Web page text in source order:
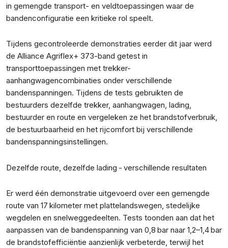
in gemengde transport- en veldtoepassingen waar de
bandenconfiguratie een kritieke rol speelt.
Tijdens gecontroleerde demonstraties eerder dit jaar werd
de Alliance Agriflex+ 373-band getest in
transporttoepassingen met trekker-
aanhangwagencombinaties onder verschillende
bandenspanningen. Tijdens de tests gebruikten de
bestuurders dezelfde trekker, aanhangwagen, lading,
bestuurder en route en vergeleken ze het brandstofverbruik,
de bestuurbaarheid en het rijcomfort bij verschillende
bandenspanningsinstellingen.
Dezelfde route, dezelfde lading - verschillende resultaten
Er werd één demonstratie uitgevoerd over een gemengde
route van 17 kilometer met plattelandswegen, stedelijke
wegdelen en snelweggedeelten. Tests toonden aan dat het
aanpassen van de bandenspanning van 0,8 bar naar 1,2–1,4 bar
de brandstofefficiëntie aanzienlijk verbeterde, terwijl het